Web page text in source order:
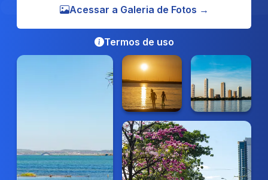
Termos de uso
Acessar a Galeria de Fotos →